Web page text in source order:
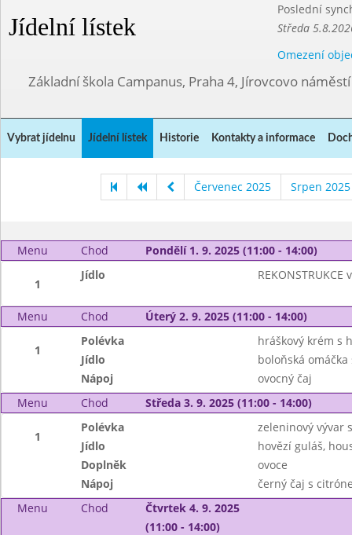
Jídelní lístek
Poslední
Středa
Omezení
Základní škola Campanus, Praha 4, Jírovcovo
Vybrat jídelnu Jídelní lístek Historie Kontakty a informace
Červenec 2025 Srpen 2025
Menu Chod Pondělí 1. 9. 2025 (11:00 - 14:00)
1
Jídlo REKONSTRUKCE
Menu Chod Úterý 2. 9. 2025 (11:00 - 14:00)
1
Polévka
hráškový krém s
Jídlo
boloňská
Nápoj
ovocný čaj
Menu
Chod Středa 3. 9. 2025 (11:00 - 14:00)
1
Polévka
zeleninový vývar
Jídlo
hovězí guláš,
Doplněk
ovoce
Nápoj
černý čaj s
Menu
Chod
Čtvrtek 4. 9. 2025
(11:00 - 14:00)